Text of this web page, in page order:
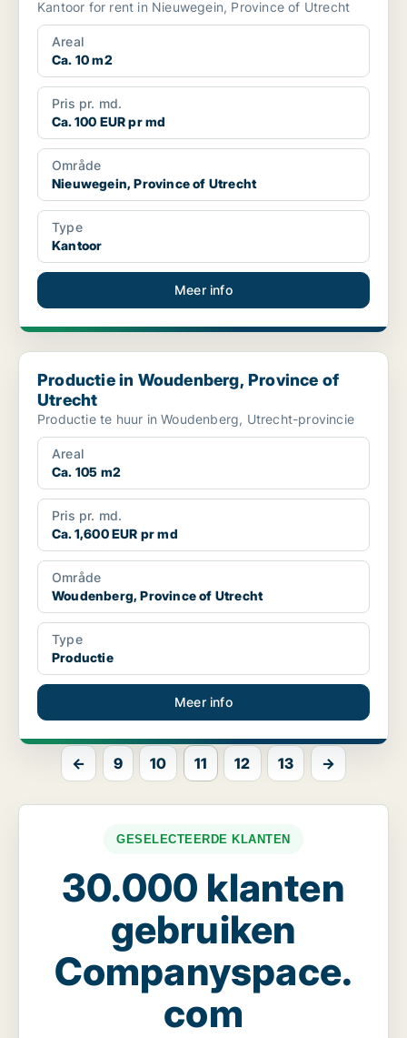
Kantoor for rent in Nieuwegein, Province of Utrecht
Areal
Ca. 10 m2
Pris pr. md.
Ca. 100 EUR pr md
Område
Nieuwegein, Province of Utrecht
Type
Kantoor
Meer info
Productie in Woudenberg, Province of Utrecht
Productie in Woudenberg, Province of
Utrecht
Productie te huur in Woudenberg, Utrecht-provincie
Areal
Ca. 105 m2
Pris pr. md.
Ca. 1,600 EUR pr md
Område
Woudenberg, Province of Utrecht
Type
Productie
Meer info
← 9 10 11 12 13 →
GESELECTEERDE KLANTEN
30.000 klanten
gebruiken
Companyspace.
com